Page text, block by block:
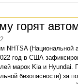
автомобилей в
безопасности, зато в
горят
NHTSA (Национальной
год в США
марок Kia и
безопасности) за